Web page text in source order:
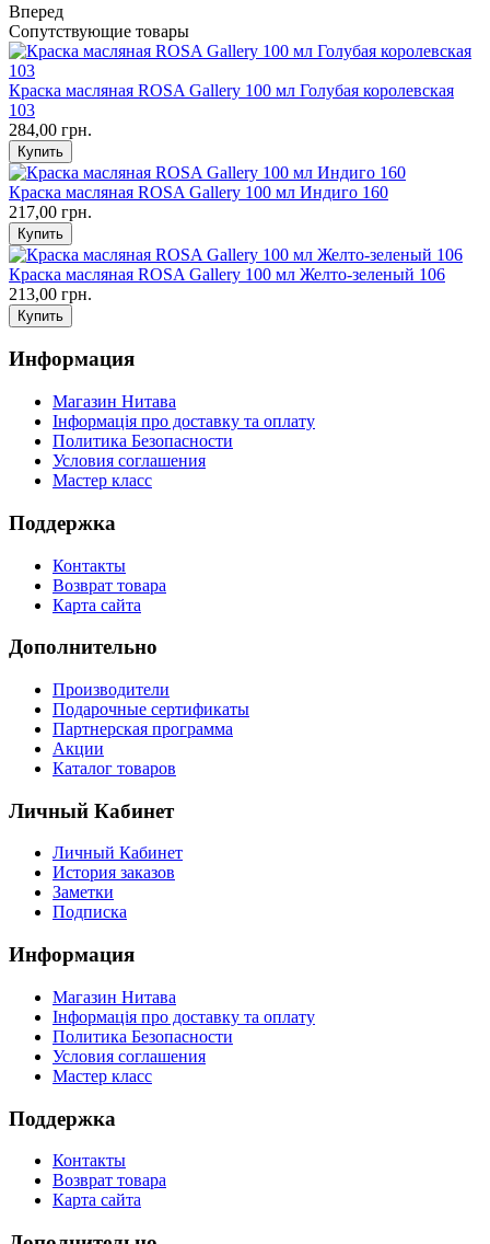
Вперед
Сопутствующие товары
Краска масляная ROSA Gallery 100 мл Голубая королевская
103
284,00 грн.
Краска масляная ROSA Gallery 100 мл Индиго 160
217,00 грн.
Краска масляная ROSA Gallery 100 мл Желто-зеленый 106
213,00 грн.
Информация
Магазин Нитава
Інформація про доставку та оплату
Политика Безопасности
Условия соглашения
Мастер класс
Поддержка
Контакты
Возврат товара
Карта сайта
Дополнительно
Производители
Подарочные сертификаты
Партнерская программа
Акции
Каталог товаров
Личный Кабинет
Личный Кабинет
История заказов
Заметки
Подписка
Информация
Магазин Нитава
Інформація про доставку та оплату
Политика Безопасности
Условия соглашения
Мастер класс
Поддержка
Контакты
Возврат товара
Карта сайта